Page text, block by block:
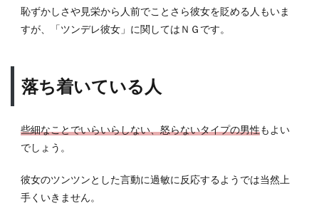
恥ずかしさや見栄から人前でことさら彼女を貶める人もいま
すが、「ツンデレ彼女」に関してはＮＧです。
落ち着いている人
些細なことでいらいらしない、怒らないタイプの男性もよい
でしょう。
彼女のツンツンとした言動に過敏に反応するようでは当然上
手くいきません。